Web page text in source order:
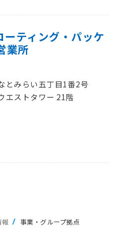
ティング・パッケ
業所
とみらい五丁目1番2号
エストタワー 21階
報 事業・グループ拠点